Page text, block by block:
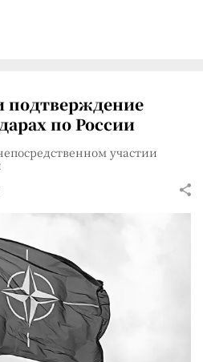
подтверждение
по России
участии